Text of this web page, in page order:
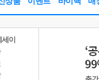
이